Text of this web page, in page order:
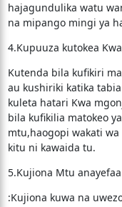
hajagundulika watu
na mipango mingi ya
4.Kupuuza kutokea
Kutenda bila kufikiri
au kushiriki katika
kuleta hatari Kwa
bila kufikilia matokeo
mtu,haogopi wakati
kitu ni kawaida tu.
5.Kujiona Mtu
:Kujiona kuwa na